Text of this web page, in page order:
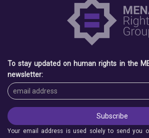
To stay updated on human rights in the
newsletter:
Your email address is used solely to send you